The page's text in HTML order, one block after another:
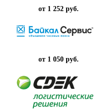
от 1 252 руб.
от 1 050 руб.